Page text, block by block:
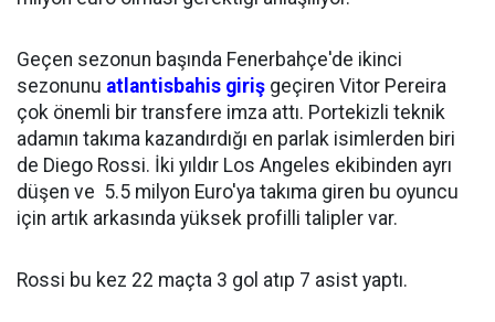
Geçen sezonun başında Fenerbahçe'de ikinci
sezonunu atlantisbahis giriş geçiren Vitor Pereira
çok önemli bir transfere imza attı. Portekizli teknik
adamın takıma kazandırdığı en parlak isimlerden biri
de Diego Rossi. İki yıldır Los Angeles ekibinden ayrı
düşen ve 5.5 milyon Euro'ya takıma giren bu oyuncu
için artık arkasında yüksek profilli talipler var.
Rossi bu kez 22 maçta 3 gol atıp 7 asist yaptı.